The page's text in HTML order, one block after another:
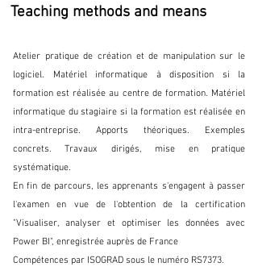
test de positionnement est réalisé.
stagiaire remplit un questionnaire
d'évaluation de stage destiné à améliorer
nos services dans une démarche de qualité.
Environ un mois après la fin de la formation,
un questionnaire à froid est envoyé pour
en pratique la formation.
Teaching methods and means
Atelier pratique de création et de manipulation sur le
logiciel. Matériel informatique à disposition si la
formation est réalisée au centre de formation. Matériel
informatique du stagiaire si la formation est réalisée en
intra-entreprise. Apports théoriques. Exemples
concrets. Travaux dirigés, mise en pratique
systématique.
En fin de parcours, les apprenants s'engagent à passer
l'examen en vue de l'obtention de la certification
"Visualiser, analyser et optimiser les données avec
Power BI", enregistrée auprès de France
Compétences par ISOGRAD sous le numéro RS7373.